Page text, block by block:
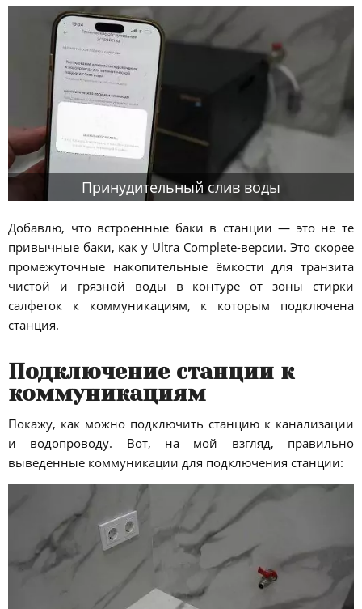
Принудительный слив воды
Добавлю, что встроенные баки в станции — это не те
привычные баки, как у Ultra Complete-версии. Это скорее
промежуточные накопительные ёмкости для транзита
чистой и грязной воды в контуре от зоны стирки
салфеток к коммуникациям, к которым подключена
станция.
Подключение станции к
коммуникациям
Покажу, как можно подключить станцию к канализации
и водопроводу. Вот, на мой взгляд, правильно
выведенные коммуникации для подключения станции: